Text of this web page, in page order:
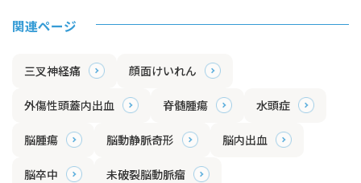
関連ページ
三叉神経痛 顔面けいれん
外傷性頭蓋内出血 脊髄腫瘍 水頭症
脳腫瘍 脳動静脈奇形 脳内出血
脳卒中 未破裂脳動脈瘤